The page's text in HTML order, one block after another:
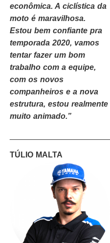
econômica. A ciclística da
moto é maravilhosa.
Estou bem confiante pra
temporada 2020, vamos
tentar fazer um bom
trabalho com a equipe,
com os novos
companheiros e a nova
estrutura, estou realmente
muito animado.”
TÚLIO MALTA